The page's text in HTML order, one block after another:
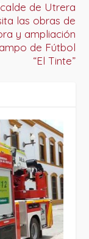
de Utrera
las obras de
y ampliación
de Fútbol
“El Tinte”